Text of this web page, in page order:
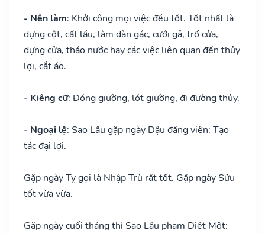
- Nên làm: Khởi công mọi việc đều tốt. Tốt nhất là
dựng cột, cất lầu, làm dàn gác, cưới gả, trổ cửa,
dựng cửa, tháo nước hay các việc liên quan đến thủy
lợi, cắt áo.
- Kiêng cữ: Đóng giường, lót giường, đi đường thủy.
- Ngoại lệ: Sao Lâu gặp ngày Dậu đăng viên: Tạo
tác đại lợi.
Gặp ngày Tỵ gọi là Nhập Trù rất tốt. Gặp ngày Sửu
tốt vừa vừa.
Gặp ngày cuối tháng thì Sao Lâu phạm Diệt Một: